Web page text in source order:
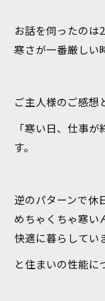
お話を伺ったのは
寒さが一番厳しい
ご主人様のご感想
「寒い日、仕事
す。
逆のパターンで休
めちゃくちゃ寒い
快適に暮らしてい
と住まいの性能に